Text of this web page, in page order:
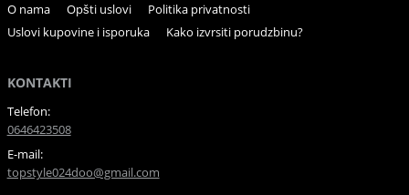
O nama Opšti uslovi
Politika privatnosti
Uslovi kupovine i isporuka
Kako izvrsiti porudzbinu?
KONTAKTI
Telefon:
0646423508
E-mail:
topstyle024doo@gmail.com